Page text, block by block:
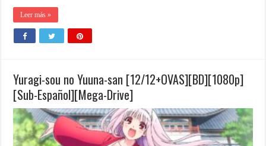
Leer más »
Yuragi-sou no Yuuna-san [12/12+OVAS][BD][1080p]
[Sub-Español][Mega-Drive]